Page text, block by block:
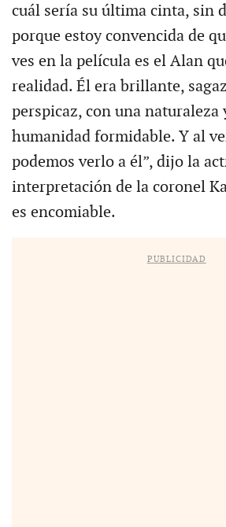
cuál sería su última cinta, sin
porque estoy convencida de
ves en la película es el Alan
realidad. Él era brillante,
perspicaz, con una naturaleza
humanidad formidable. Y al
podemos verlo a él”, dijo la
interpretación de la coronel
es encomiable.
PUBLICIDAD